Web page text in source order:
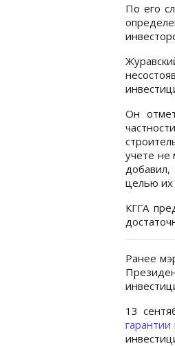
По его
Он
учете не
целью их
КГГА
Ранее
13
гарантии